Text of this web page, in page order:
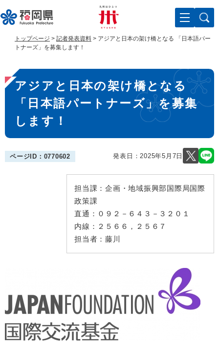
ー
ジ
す
。
ニ
ュ
し
て
トップページ > 記者発表資料 > アジアと日本の架け橋となる 「日本語パー
トナーズ」を募集します！
本
文
アジアと日本の架け橋となる
「日本語パートナーズ」を募集
します！
ページID：0770602 発表日：2025年5月7日
担当課： 企画・地域振興部国際局国際
政策課
直通： ０９２－６４３－３２０１
内線： ２５６６，２５６７
担当者： 藤川